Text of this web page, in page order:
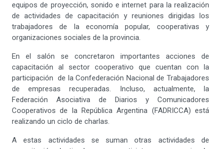
equipos de proyección, sonido e internet para la realización
de actividades de capacitación y reuniones dirigidas los
trabajadores de la economía popular, cooperativas y
organizaciones sociales de la provincia.
En el salón se concretaron importantes acciones de
capacitación al sector cooperativo que cuentan con la
participación de la Confederación Nacional de Trabajadores
de empresas recuperadas. Incluso, actualmente, la
Federación Asociativa de Diarios y Comunicadores
Cooperativos de la República Argentina (FADRICCA) está
realizando un ciclo de charlas.
A estas actividades se suman otras actividades de